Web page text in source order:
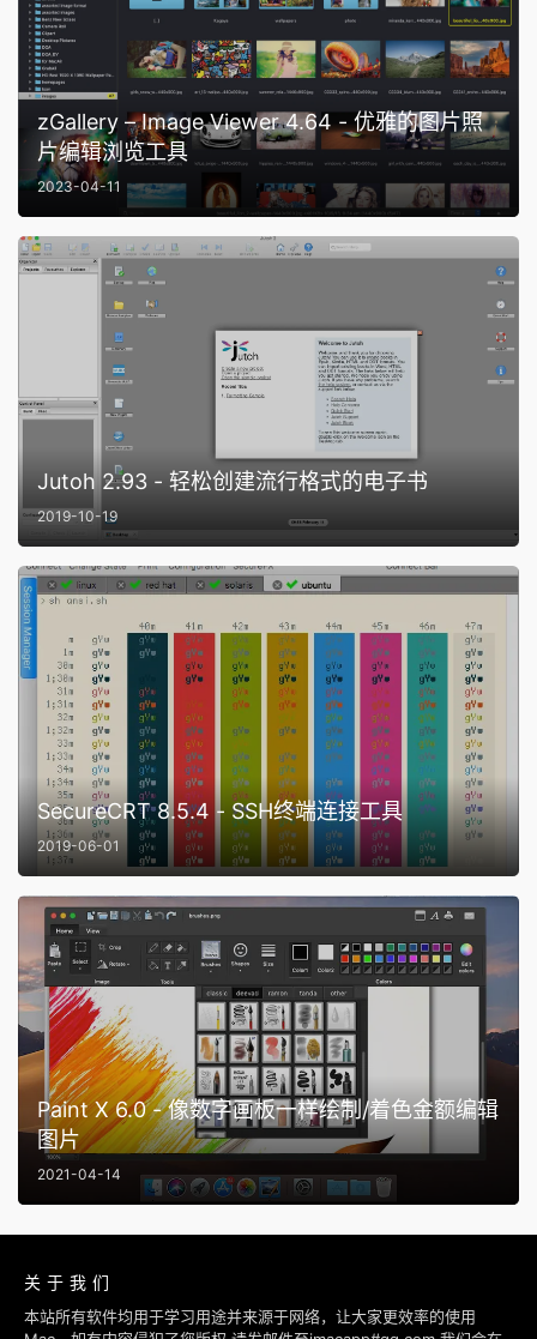
zGallery – Image Viewer 4.64 - 优雅的图片照
片编辑浏览工具
2023-04-11
Jutoh 2.93 - 轻松创建流行格式的电子书
2019-10-19
SecureCRT 8.5.4 - SSH终端连接工具
2019-06-01
Paint X 6.0 - 像数字画板一样绘制/着色金额编辑
图片
2021-04-14
关于我们
本站所有软件均用于学习用途并来源于网络，让大家更效率的使用